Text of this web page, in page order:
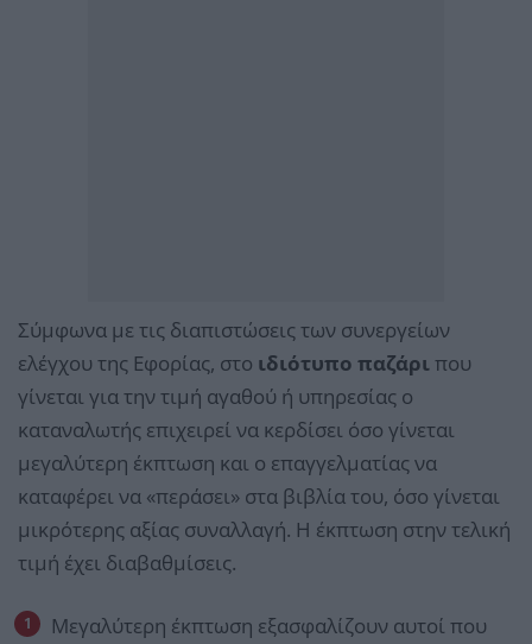
Σύμφωνα με τις διαπιστώσεις των συνεργείων
ελέγχου της Εφορίας, στο ιδιότυπο παζάριπου
γίνεται για την τιμή αγαθού ή υπηρεσίας ο
καταναλωτής επιχειρεί να κερδίσει όσο γίνεται
μεγαλύτερη έκπτωση και ο επαγγελματίας να
καταφέρει να «περάσει» στα βιβλία του, όσο γίνεται
μικρότερης αξίας συναλλαγή. Η έκπτωση στην τελική
τιμή έχει διαβαθμίσεις.
Μεγαλύτερη έκπτωση εξασφαλίζουν αυτοί που